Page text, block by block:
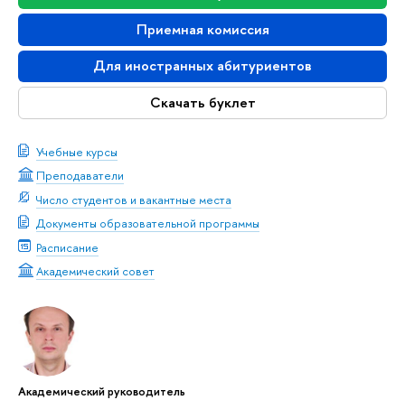
Приемная комиссия
Для иностранных абитуриентов
Скачать буклет
Учебные курсы
Преподаватели
Число студентов и вакантные места
Документы образовательной программы
Расписание
Академический совет
Академический руководитель